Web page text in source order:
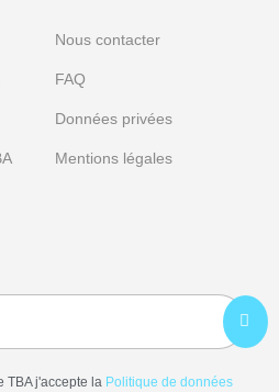
Nous contacter
FAQ
Données privées
Mentions légales
TBA j'accepte la Politique de données